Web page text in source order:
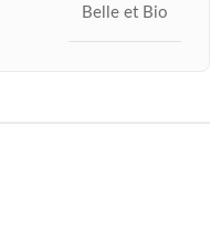
Belle et Bio